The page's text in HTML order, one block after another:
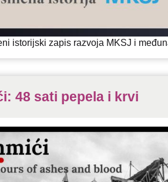
istorijski zapis razvoja MKSJ i
48 sati pepela i krvi